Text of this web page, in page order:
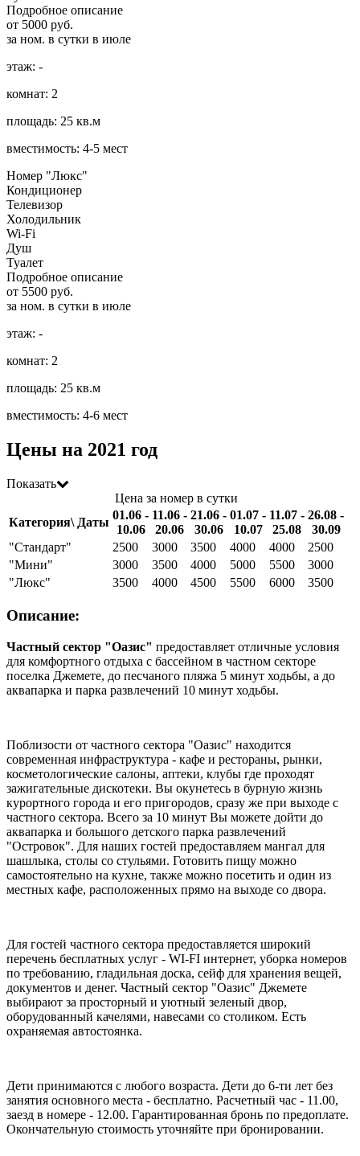
Подробное описание
от 5000 руб.
за ном. в сутки в июле
этаж: -
комнат: 2
площадь: 25 кв.м
вместимость: 4-5 мест
Номер "Люкс"
Кондиционер
Телевизор
Холодильник
Wi-Fi
Душ
Туалет
Подробное описание
от 5500 руб.
за ном. в сутки в июле
этаж: -
комнат: 2
площадь: 25 кв.м
вместимость: 4-6 мест
Цены на 2021 год
Показать
Цена за номер в сутки
Категория\ Даты
01.06 -
10.06
11.06 -
20.06
21.06 -
30.06
01.07 -
10.07
11.07 -
25.08
26.08 -
30.09
"Стандарт"
2500 3000 3500 4000 4000
2500
"Мини"
3000 3500 4000 5000 5500
3000
"Люкс"
3500 4000 4500 5500 6000 3500
Описание:
Частный сектор "Оазис" предоставляет отличные условия
для комфортного отдыха с бассейном в частном секторе
поселка Джемете, до песчаного пляжа 5 минут ходьбы, а до
аквапарка и парка развлечений 10 минут ходьбы.
Поблизости от частного сектора "Оазис" находится
современная инфраструктура - кафе и рестораны, рынки,
косметологические салоны, аптеки, клубы где проходят
зажигательные дискотеки. Вы окунетесь в бурную жизнь
курортного города и его пригородов, сразу же при выходе с
частного сектора. Всего за 10 минут Вы можете дойти до
аквапарка и большого детского парка развлечений
"Островок". Для наших гостей предоставляем мангал для
шашлыка, столы со стульями. Готовить пищу можно
самостоятельно на кухне, также можно посетить и один из
местных кафе, расположенных прямо на выходе со двора.
Для гостей частного сектора предоставляется широкий
перечень бесплатных услуг - WI-FI интернет, уборка номеров
по требованию, гладильная доска, сейф для хранения вещей,
документов и денег. Частный сектор "Оазис" Джемете
выбирают за просторный и уютный зеленый двор,
оборудованный качелями, навесами со столиком. Есть
охраняемая автостоянка.
Дети принимаются с любого возраста. Дети до 6-ти лет без
занятия основного места - бесплатно. Расчетный час - 11.00,
заезд в номере - 12.00. Гарантированная бронь по предоплате.
Окончательную стоимость уточняйте при бронировании.